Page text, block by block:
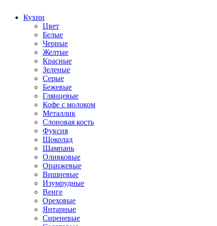
Кухни
Цвет
Белые
Черные
Желтые
Красные
Зеленые
Серые
Бежевые
Глянцевые
Кофе с молоком
Металлик
Слоновая кость
Фуксия
Шоколад
Шампань
Оливковые
Оранжевые
Вишневые
Изумрудные
Венге
Ореховые
Янтарные
Сиреневые